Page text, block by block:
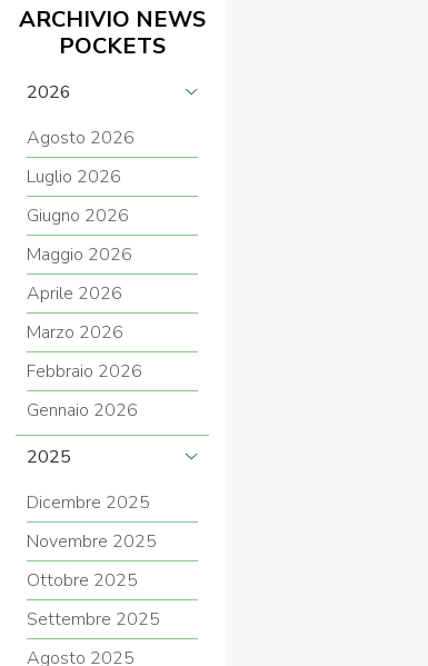
COVID-19
Link Federazione Trasparente
ARCHIVIO NEWS
POCKETS
2026
Agosto 2026
Luglio 2026
Giugno 2026
Maggio 2026
Aprile 2026
Marzo 2026
Febbraio 2026
Gennaio 2026
2025
Dicembre 2025
Novembre 2025
Ottobre 2025
Settembre 2025
Agosto 2025